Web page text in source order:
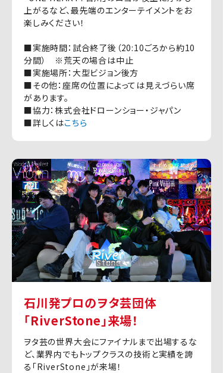
上がるなど、最先端のエンターテイメントをお
楽しみください！
■実施時間：試合終了後（20:10ごろから約10
分間） ※荒天の場合は中止
■実施場所：大型ビジョン後方
■その他：座席の位置によっては見えづらい席
があります。
■協力：株式会社ドローンショー・ジャパン
■詳しくはこちら
石川発プロのヲタ芸団体
「RiverStone」来場！
ヲタ芸の世界大会にファイナルまで出場するな
ど、業界内でもトップクラスの技術と実績を誇
る「RiverStone」が来場！